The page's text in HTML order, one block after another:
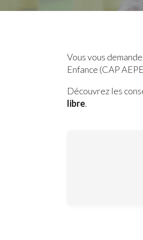
Vous vous
Enfance (CAP
Découvrez les
libre.